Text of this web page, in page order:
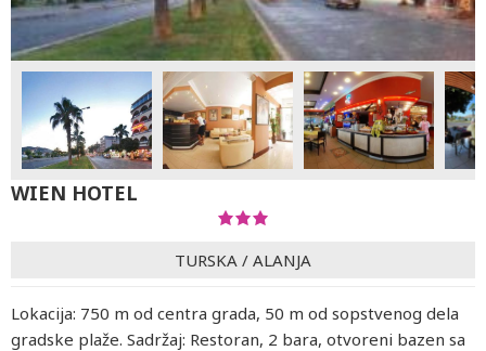
WIEN HOTEL
TURSKA / ALANJA
Lokacija: 750 m od centra grada, 50 m od sopstvenog dela
gradske plaže. Sadržaj: Restoran, 2 bara, otvoreni bazen sa